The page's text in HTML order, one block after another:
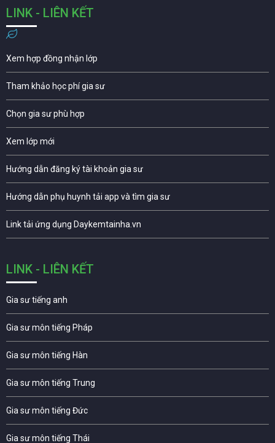
LINK - LIÊN KẾT
Xem hợp đồng nhận lớp
Tham khảo học phí gia sư
Chọn gia sư phù hợp
Xem lớp mới
Hướng dẫn đăng ký tài khoản gia sư
Hướng dẫn phụ huynh tải app và tìm gia sư
Link tải ứng dụng Daykemtainha.vn
LINK - LIÊN KẾT
Gia sư tiếng anh
Gia sư môn tiếng Pháp
Gia sư môn tiếng Hàn
Gia sư môn tiếng Trung
Gia sư môn tiếng Đức
Gia sư môn tiếng Thái